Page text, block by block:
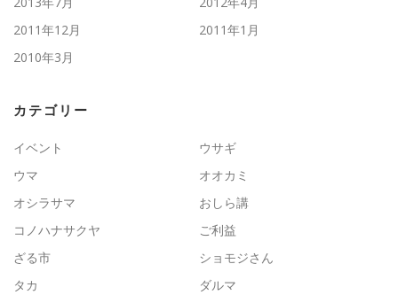
2011年12月
2011年1月
2010年3月
カテゴリー
イベント
ウサギ
ウマ
オオカミ
オシラサマ
おしら講
コノハナサクヤ
ご利益
ざる市
ショモジさん
タカ
ダルマ